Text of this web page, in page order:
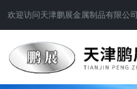
欢迎访问 天津鹏展金属制品有限公司